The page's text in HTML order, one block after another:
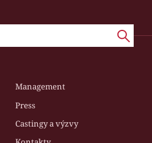
Management
Press
Castingy a výzvy